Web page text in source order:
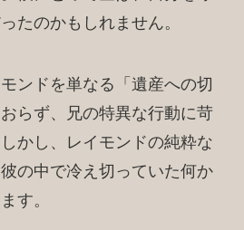
たのかもしれません。
ンドを単なる「遺産への切
らず、兄の特異な行動に苛
かし、レイモンドの純粋な
の中で冷え切っていた何か
す。